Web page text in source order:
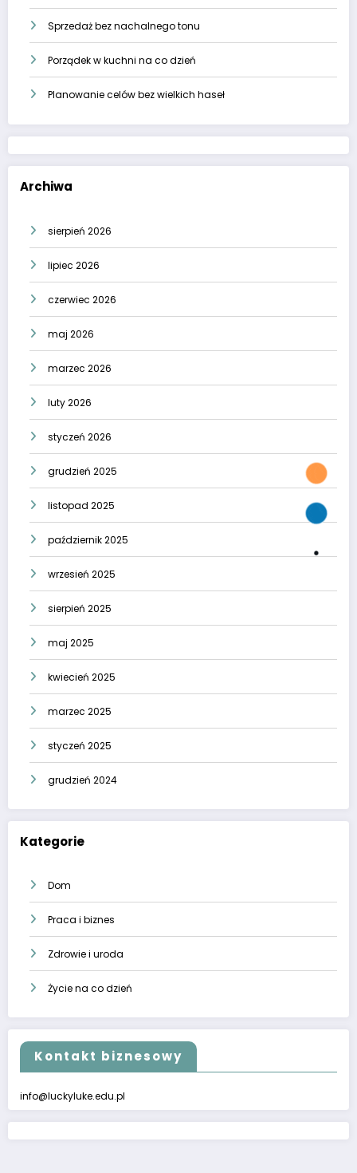
Sprzedaż bez nachalnego tonu
Porządek w kuchni na co dzień
Planowanie celów bez wielkich haseł
Archiwa
sierpień 2026
lipiec 2026
czerwiec 2026
maj 2026
marzec 2026
luty 2026
styczeń 2026
grudzień 2025
listopad 2025
październik 2025
wrzesień 2025
sierpień 2025
maj 2025
kwiecień 2025
marzec 2025
styczeń 2025
grudzień 2024
Kategorie
Dom
Praca i biznes
Zdrowie i uroda
Życie na co dzień
Kontakt biznesowy
info@luckyluke.edu.pl